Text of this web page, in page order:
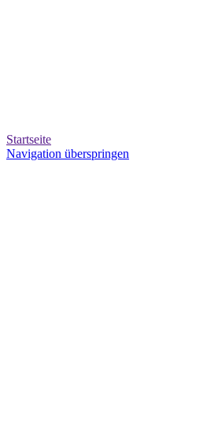
Startseite
Navigation überspringen